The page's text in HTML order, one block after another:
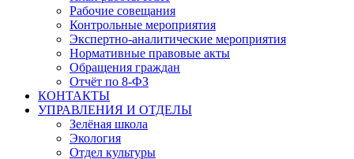
Рабочие совещания
Контрольные мероприятия
Экспертно-аналитические мероприятия
Нормативные правовые акты
Обращения граждан
Отчёт по 8-ФЗ
КОНТАКТЫ
УПРАВЛЕНИЯ И ОТДЕЛЫ
Зелёная школа
Экология
Отдел культуры